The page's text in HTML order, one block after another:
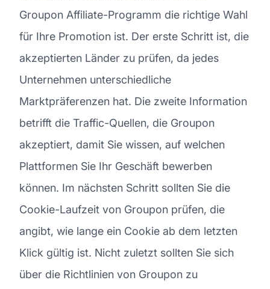
Groupon Affiliate-Programm die richtige Wahl
für Ihre Promotion ist. Der erste Schritt ist, die
akzeptierten Länder zu prüfen, da jedes
Unternehmen unterschiedliche
Marktpräferenzen hat. Die zweite Information
betrifft die Traffic-Quellen, die Groupon
akzeptiert, damit Sie wissen, auf welchen
Plattformen Sie Ihr Geschäft bewerben
können. Im nächsten Schritt sollten Sie die
Cookie-Laufzeit von Groupon prüfen, die
angibt, wie lange ein Cookie ab dem letzten
Klick gültig ist. Nicht zuletzt sollten Sie sich
über die Richtlinien von Groupon zu